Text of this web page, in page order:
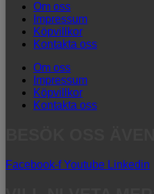
Om oss
Impressum
Köpvillkor
Kontakta oss
Om oss
Impressum
Köpvillkor
Kontakta oss
Facebook-f Youtube Linkedin